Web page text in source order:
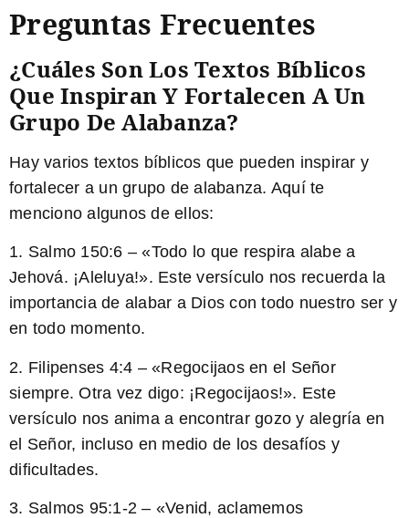
Preguntas Frecuentes
¿Cuáles Son Los Textos Bíblicos
Que Inspiran Y Fortalecen A Un
Grupo De Alabanza?
Hay varios textos bíblicos que pueden inspirar y
fortalecer a un grupo de alabanza. Aquí te
menciono algunos de ellos:
1. Salmo 150:6 – «Todo lo que respira alabe a
Jehová. ¡Aleluya!». Este versículo nos recuerda la
importancia de alabar a Dios con todo nuestro ser y
en todo momento.
2. Filipenses 4:4 – «Regocijaos en el Señor
siempre. Otra vez digo: ¡Regocijaos!». Este
versículo nos anima a encontrar gozo y alegría en
el Señor, incluso en medio de los desafíos y
dificultades.
3. Salmos 95:1-2 – «Venid, aclamemos